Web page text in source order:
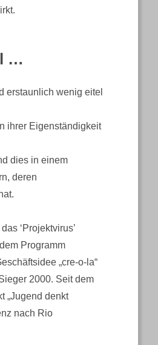
…
erstaunlich wenig eitel
ihrer Eigenständigkeit
dies in einem
deren
‘Projektvirus’
Programm
„cre-o-la“
2000. Seit dem
„Jugend denkt
nach Rio